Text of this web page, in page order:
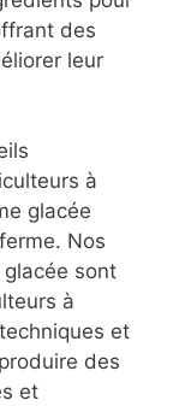
des
leur
à
glacée
Nos
sont
à
et
des
et